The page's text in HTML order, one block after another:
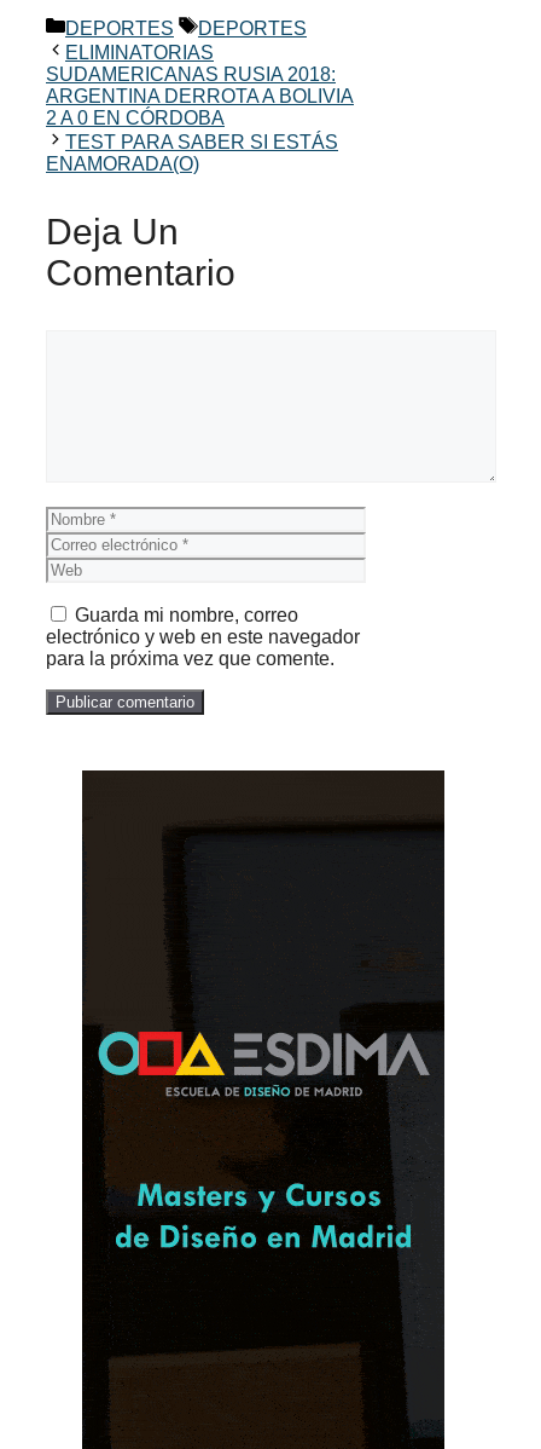
Categorías
DEPORTES Etiquetas
DEPORTES
ELIMINATORIAS
SUDAMERICANAS RUSIA 2018:
ARGENTINA DERROTA A BOLIVIA
2 A 0 EN CÓRDOBA
TEST PARA SABER SI ESTÁS
ENAMORADA(O)
Deja Un
Comentario
Nombre
Correo
electrónico
Web
Guarda mi nombre, correo
electrónico y web en este navegador
para la próxima vez que comente.